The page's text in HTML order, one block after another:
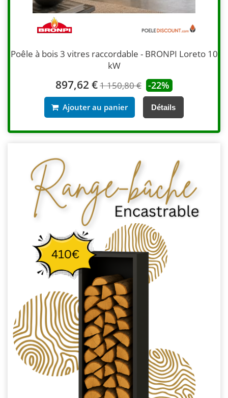
Poêle à bois 3 vitres raccordable - BRONPI Loreto 10
kW
897,62 €1 150,80 € -22%
Ajouter au panier Détails